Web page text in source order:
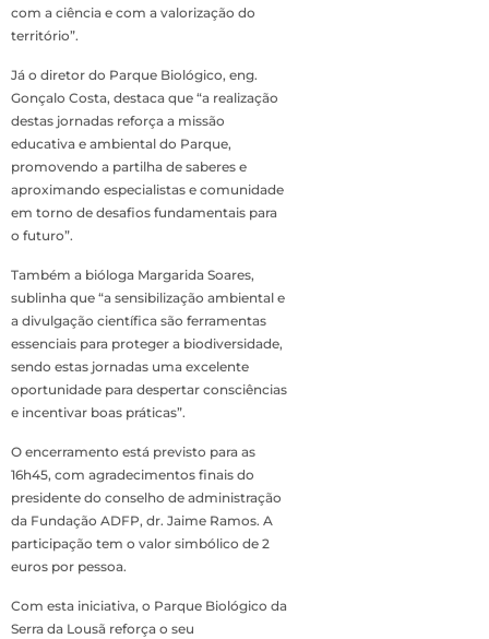
com a ciência e com a valorização do
território”.
Já o diretor do Parque Biológico, eng.
Gonçalo Costa, destaca que “a realização
destas jornadas reforça a missão
educativa e ambiental do Parque,
promovendo a partilha de saberes e
aproximando especialistas e comunidade
em torno de desafios fundamentais para
o futuro”.
Também a bióloga Margarida Soares,
sublinha que “a sensibilização ambiental e
a divulgação científica são ferramentas
essenciais para proteger a biodiversidade,
sendo estas jornadas uma excelente
oportunidade para despertar consciências
e incentivar boas práticas”.
O encerramento está previsto para as
16h45, com agradecimentos finais do
presidente do conselho de administração
da Fundação ADFP, dr. Jaime Ramos. A
participação tem o valor simbólico de 2
euros por pessoa.
Com esta iniciativa, o Parque Biológico da
Serra da Lousã reforça o seu